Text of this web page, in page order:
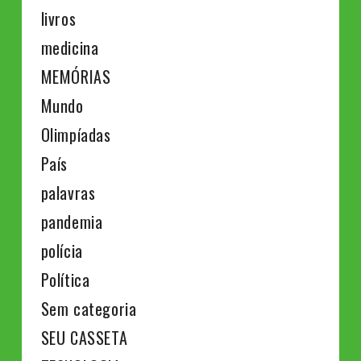
livros
medicina
MEMÓRIAS
Mundo
Olimpíadas
País
palavras
pandemia
polícia
Política
Sem categoria
SEU CASSETA